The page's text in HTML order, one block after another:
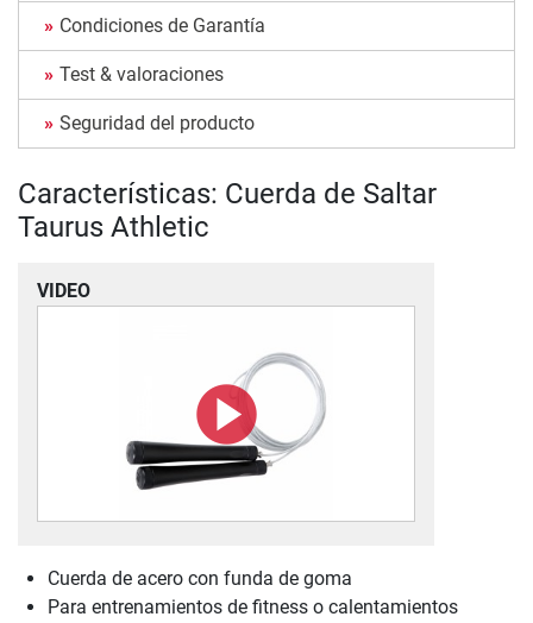
Condiciones de Garantía
Test & valoraciones
Seguridad del producto
Características: Cuerda de Saltar
Taurus Athletic
VIDEO
Cuerda de acero con funda de goma
Para entrenamientos de fitness o calentamientos